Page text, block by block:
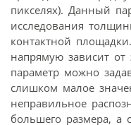
пикселях). Данный
исследования
контактной
напрямую зависит от
параметр можно
слишком малое
неправильное
большего размера,